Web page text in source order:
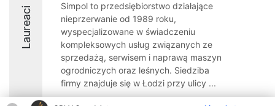
Laureaci
Simpol to przedsiębiorstwo działające
nieprzerwanie od 1989 roku,
wyspecjalizowane w świadczeniu
kompleksowych usług związanych ze
sprzedażą, serwisem i naprawą maszyn
ogrodniczych oraz leśnych. Siedziba
firmy znajduje się w Łodzi przy ulicy ...